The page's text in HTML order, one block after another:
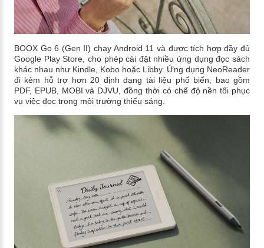
BOOX Go 6 (Gen II) chạy Android 11 và được tích hợp đầy đủ
Google Play Store, cho phép cài đặt nhiều ứng dụng đọc sách
khác nhau như Kindle, Kobo hoặc Libby. Ứng dụng NeoReader
đi kèm hỗ trợ hơn 20 định dạng tài liệu phổ biến, bao gồm
PDF, EPUB, MOBI và DJVU, đồng thời có chế độ nền tối phục
vụ việc đọc trong môi trường thiếu sáng.